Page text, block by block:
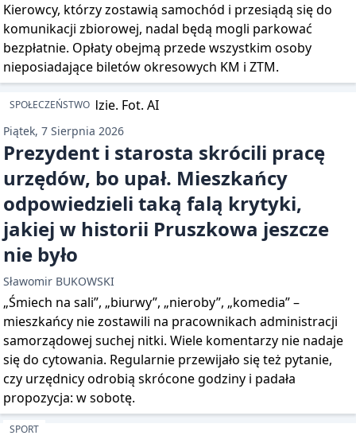
Kierowcy, którzy zostawią samochód i przesiądą się do
komunikacji zbiorowej, nadal będą mogli parkować
bezpłatnie. Opłaty obejmą przede wszystkim osoby
nieposiadające biletów okresowych KM i ZTM.
SPOŁECZEŃSTWO
Piątek, 7 Sierpnia 2026
Prezydent i starosta skrócili pracę
urzędów, bo upał. Mieszkańcy
odpowiedzieli taką falą krytyki,
jakiej w historii Pruszkowa jeszcze
nie było
Sławomir BUKOWSKI
„Śmiech na sali”, „biurwy”, „nieroby”, „komedia” –
mieszkańcy nie zostawili na pracownikach administracji
samorządowej suchej nitki. Wiele komentarzy nie nadaje
się do cytowania. Regularnie przewijało się też pytanie,
czy urzędnicy odrobią skrócone godziny i padała
propozycja: w sobotę.
SPORT